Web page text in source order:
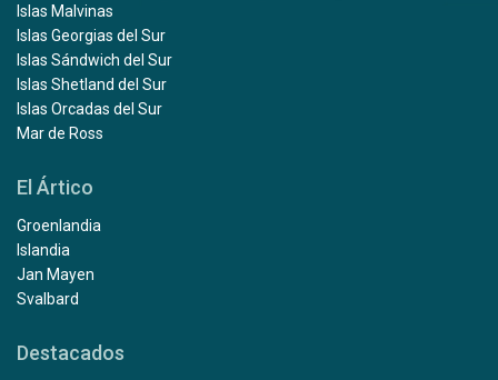
Islas Malvinas
Islas Georgias del Sur
Islas Sándwich del Sur
Islas Shetland del Sur
Islas Orcadas del Sur
Mar de Ross
El Ártico
Groenlandia
Islandia
Jan Mayen
Svalbard
Destacados